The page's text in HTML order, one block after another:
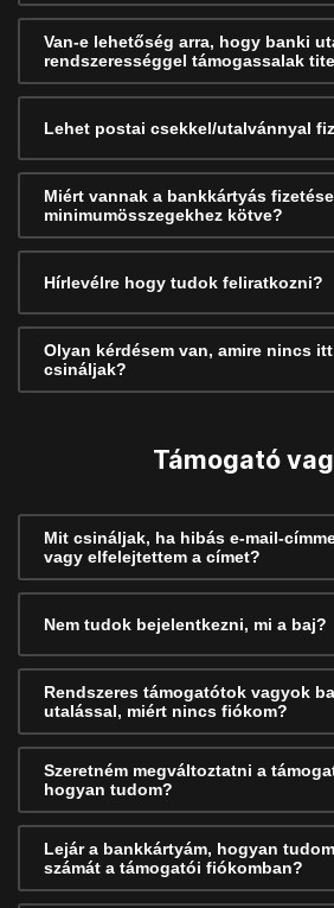
Van-e lehetőség arra, hogy banki
rendszerességgel támogassalak
Lehet postai csekkel/utalvánnyal
Miért vannak a bankkártyás
minimumösszegekhez kötve?
Hírlevélre hogy tudok feliratkozni?
Olyan kérdésem van, amire nincs
csináljak?
Támogató
Mit csináljak, ha hibás e-mail-
vagy elfelejtettem a címet?
Nem tudok bejelentkezni, mi a baj?
Rendszeres támogatótok vagyok
utalással, miért nincs fiókom?
Szeretném megváltoztatni a
hogyan tudom?
Lejár a bankkártyám, hogyan
számát a támogatói fiókomban?